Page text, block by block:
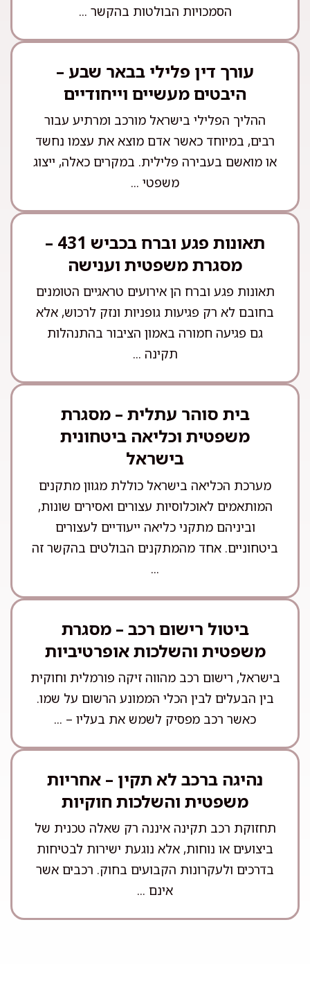
הסמכויות הבולטות בהקשר ...
עורך דין פלילי בבאר שבע –
היבטים מעשיים וייחודיים
ההליך הפלילי בישראל מורכב ומרתיע עבור
רבים, במיוחד כאשר אדם מוצא את עצמו נחשד
או מואשם בעבירה פלילית. במקרים כאלה, ייצוג
משפטי ...
תאונות פגע וברח בכביש 431 –
מסגרת משפטית וענישה
תאונות פגע וברח הן אירועים טראגיים הטומנים
בחובם לא רק פגיעות גופניות ונזק לרכוש, אלא
גם פגיעה חמורה באמון הציבור בהתנהלות
תקינה ...
בית סוהר עתלית – מסגרת
משפטית וכליאה ביטחונית
בישראל
מערכת הכליאה בישראל כוללת מגוון מתקנים
המותאמים לאוכלוסיות עצורים ואסירים שונות,
וביניהם מתקני כליאה ייעודיים לעצורים
ביטחוניים. אחד מהמתקנים הבולטים בהקשר זה
...
ביטול רישום רכב – מסגרת
משפטית והשלכות אופרטיביות
בישראל, רישום רכב מהווה זיקה פורמלית וחוקית
בין הבעלים לבין הכלי הממונע הרשום על שמו.
כאשר רכב מפסיק לשמש את בעליו – ...
נהיגה ברכב לא תקין – אחריות
משפטית והשלכות חוקיות
תחזוקת רכב תקינה איננה רק שאלה טכנית של
ביצועים או נוחות, אלא נוגעת ישירות לבטיחות
בדרכים ולעקרונות הקבועים בחוק. רכבים אשר
אינם ...